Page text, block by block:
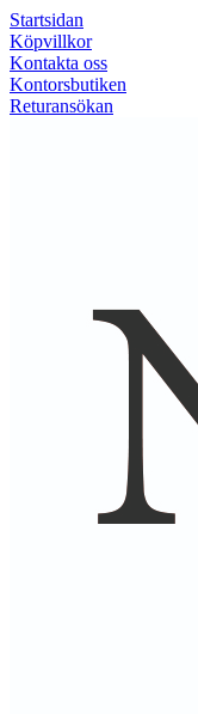
Startsidan
Köpvillkor
Kontakta oss
Kontorsbutiken
Returansökan